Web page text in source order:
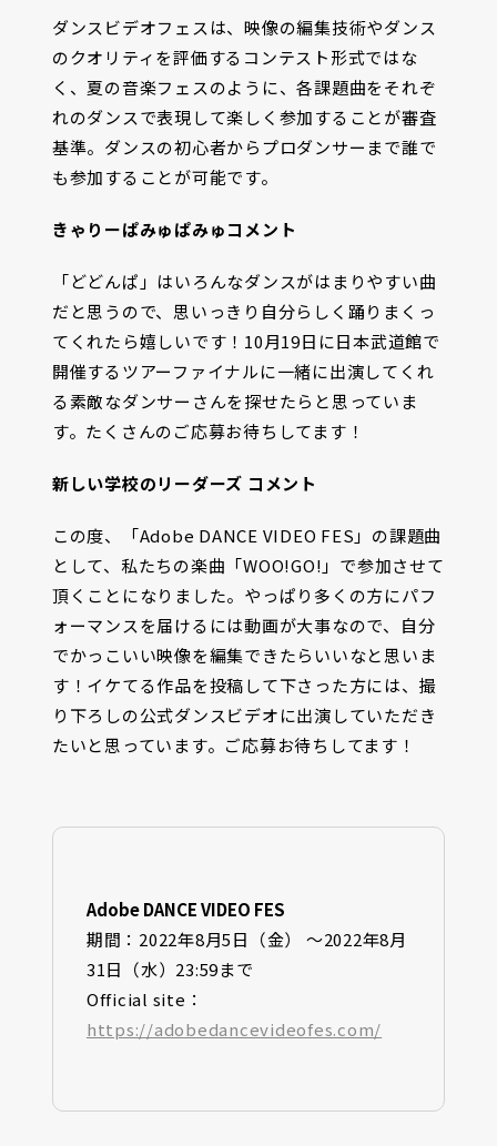
ダンスビデオフェスは、映像の編集技術やダンス
のクオリティを評価するコンテスト形式ではな
く、夏の音楽フェスのように、各課題曲をそれぞ
れのダンスで表現して楽しく参加することが審査
基準。ダンスの初心者からプロダンサーまで誰で
も参加することが可能です。
きゃりーぱみゅぱみゅコメント
「どどんぱ」はいろんなダンスがはまりやすい曲
だと思うので、思いっきり自分らしく踊りまくっ
てくれたら嬉しいです！10月19日に日本武道館で
開催するツアーファイナルに一緒に出演してくれ
る素敵なダンサーさんを探せたらと思っていま
す。たくさんのご応募お待ちしてます！
新しい学校のリーダーズ コメント
この度、「Adobe DANCE VIDEO FES」の課題曲
として、私たちの楽曲「WOO!GO!」で参加させて
頂くことになりました。やっぱり多くの方にパフ
ォーマンスを届けるには動画が大事なので、自分
でかっこいい映像を編集できたらいいなと思いま
す！イケてる作品を投稿して下さった方には、撮
り下ろしの公式ダンスビデオに出演していただき
たいと思っています。ご応募お待ちしてます！
Adobe DANCE VIDEO FES
期間： 2022年8月5日（金） ～2022年8月
31日（水） 23:59まで
Official site ：
https://adobedancevideofes.com/